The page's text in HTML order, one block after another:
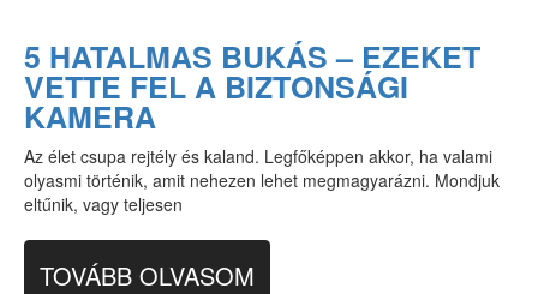
5 HATALMAS BUKÁS – EZEKET
VETTE FEL A BIZTONSÁGI
KAMERA
Az élet csupa rejtély és kaland. Legfőképpen akkor, ha valami
olyasmi történik, amit nehezen lehet megmagyarázni. Mondjuk
eltűnik, vagy teljesen
TOVÁBB OLVASOM